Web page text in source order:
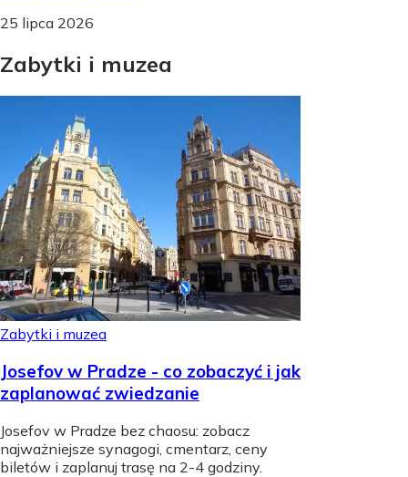
25 lipca 2026
Zabytki i muzea
Zabytki i muzea
Josefov w Pradze - co zobaczyć i jak
zaplanować zwiedzanie
Josefov w Pradze bez chaosu: zobacz
najważniejsze synagogi, cmentarz, ceny
biletów i zaplanuj trasę na 2-4 godziny.